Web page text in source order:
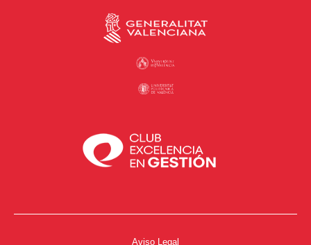
Aviso Legal